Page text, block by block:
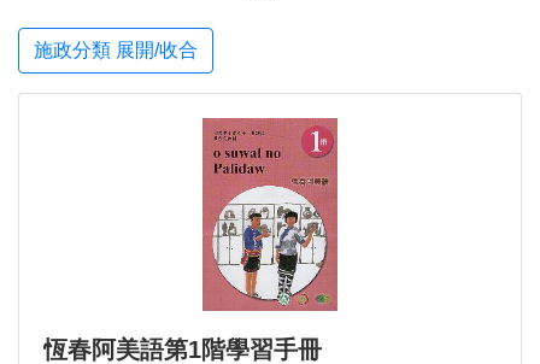
施政分類 展開/收合
恆春阿美語第1階學習手冊